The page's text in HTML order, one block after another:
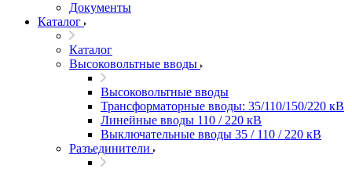
Документы
Каталог
Каталог
Высоковольтные вводы
Высоковольтные вводы
Трансформаторные вводы: 35/110/150/220 кВ
Линейные вводы 110 / 220 кВ
Выключательные вводы 35 / 110 / 220 кВ
Разъединители